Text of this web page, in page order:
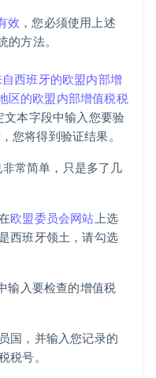
效 ，您必须使用上述
方法。
西班牙的欧盟内部增
区的欧盟内部增值税税
文本字段中输入您要验
您将得到验证结果。
常简单，只是多了几
欧盟委员会网站上选
西班牙领土，请勾选
输入要检查的增值税
国，并输入您记录的
税号。